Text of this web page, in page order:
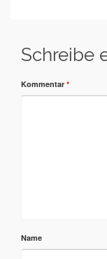
Schreibe
Kommentar *
Name